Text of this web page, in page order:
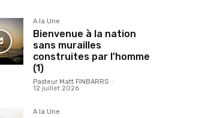
A la Une
Bienvenue à la nation
sans murailles
construites par l’homme
(1)
Pasteur Matt FINBARRS -
12 juillet 2026
A la Une